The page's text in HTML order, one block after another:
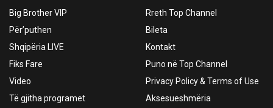
Big Brother VIP
Për’puthen
Shqipëria LIVE
Fiks Fare
Video
Të gjitha programet
Rreth Top Channel
Bileta
Kontakt
Puno në Top Channel
Privacy Policy & Terms of Use
Aksesueshmëria